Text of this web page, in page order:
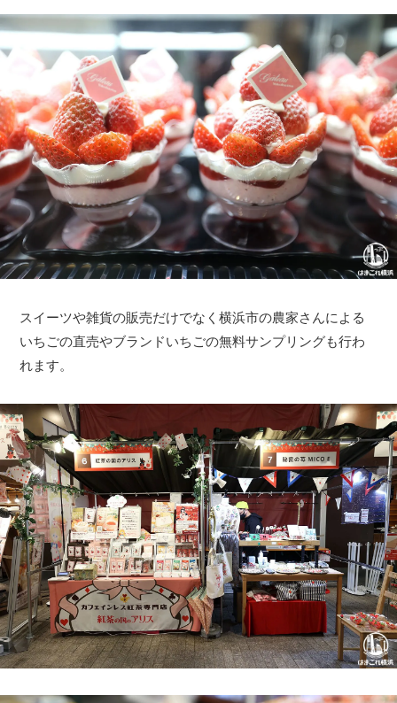
スイーツや雑貨の販売だけでなく横浜市の農家さんによる
いちごの直売やブランドいちごの無料サンプリングも行わ
れます。